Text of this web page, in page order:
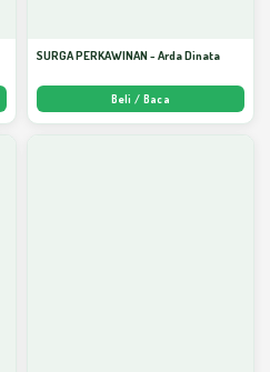
SURGA PERKAWINAN - Arda Dinata
Beli / Baca